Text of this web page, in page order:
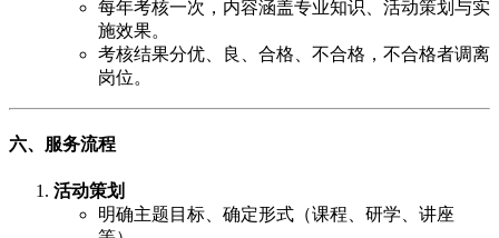
每年考核一次，内容涵盖专业知识、活动策划与实
施效果。
考核结果分优、良、合格、不合格，不合格者调离
岗位。
六、服务流程
活动策划
明确主题目标、确定形式（课程、研学、讲座